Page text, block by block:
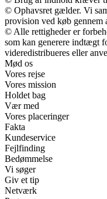
© Ophavsret gælder. Vi
provision ved køb gennem
© Alle rettigheder er
som kan generere indtægt
videredistribueres eller
Mød os
Vores rejse
Vores mission
Holdet bag
Vær med
Vores placeringer
Fakta
Kundeservice
Fejlfinding
Bedømmelse
Vi søger
Giv et tip
Netværk